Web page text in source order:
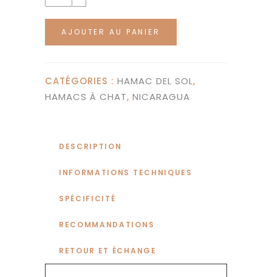
Rica ajoute une dimension
naturelle à l’ensemble.
AJOUTER AU PANIER
CATÉGORIES : HAMAC DEL SOL,
HAMACS À CHAT, NICARAGUA
DESCRIPTION
INFORMATIONS TECHNIQUES
SPÉCIFICITÉ
RECOMMANDATIONS
RETOUR ET ÉCHANGE